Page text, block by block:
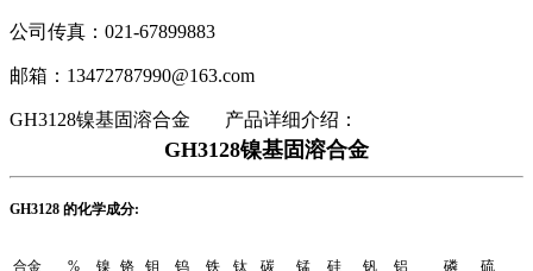
公司传真：021-67899883
邮箱：13472787990@163.com
GH3128镍基固溶合金 产品详细介绍：
GH3128镍基固溶合金
GH3128 的化学成分:
合金 % 镍 铬 钼 钨 铁 钛 碳 锰 硅 钒 铝 磷 硫